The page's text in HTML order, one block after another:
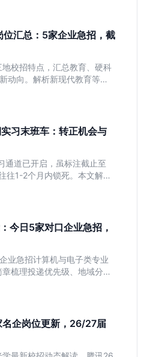
汇总：5家企业急招，截
校招特点，汇总教育、硬科
动向。解析新现代教育等公
，帮你快速决定投递优先
习末班车：转正机会与
通道已开启，虽标注截止至
往1-2个月内锁死。本文解析
逻辑，提醒同学避开时间陷
今日5家对口企业急招，
业急招计算机与电子类专业
梳理投递优先级、地域分布
。
企岗位更新，26/27届